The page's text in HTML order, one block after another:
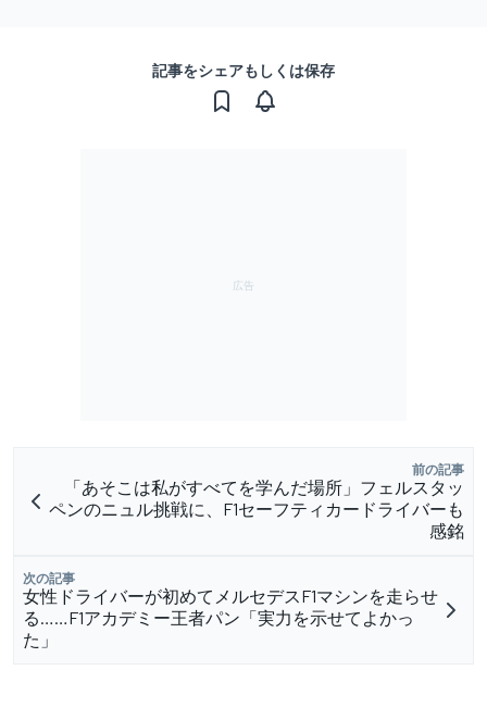
記事をシェアもしくは保存
前の記事
「あそこは私がすべてを学んだ場所」フェルスタッ
ペンのニュル挑戦に、F1セーフティカードライバーも
感銘
次の記事
女性ドライバーが初めてメルセデスF1マシンを走らせ
る……F1アカデミー王者パン「実力を示せてよかっ
た」